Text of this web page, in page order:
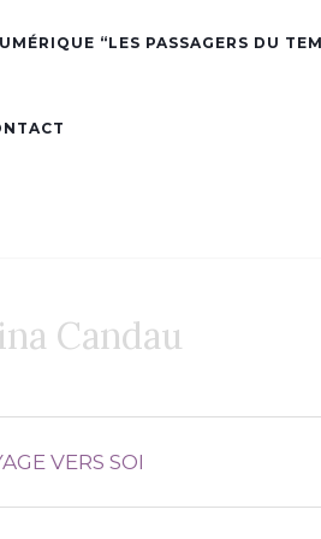
“LES PASSAGERS DU
Candau
VERS SOI